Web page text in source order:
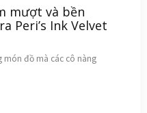
mượt và bền
Peri’s Ink Velvet
món đồ mà các cô nàng